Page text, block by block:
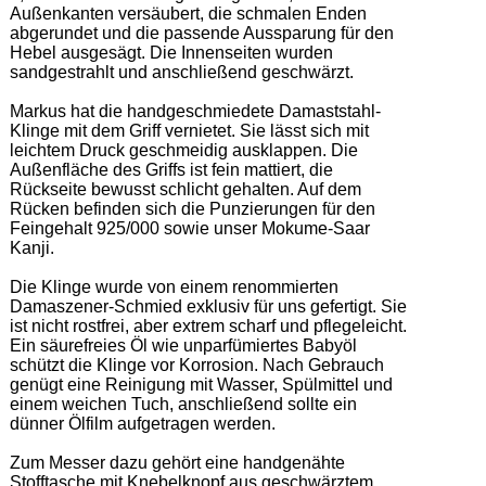
Außenkanten versäubert, die schmalen Enden
abgerundet und die passende Aussparung für den
Hebel ausgesägt. Die Innenseiten wurden
sandgestrahlt und anschließend geschwärzt.
Markus hat die handgeschmiedete Damaststahl-
Klinge mit dem Griff vernietet. Sie lässt sich mit
leichtem Druck geschmeidig ausklappen. Die
Außenfläche des Griffs ist fein mattiert, die
Rückseite bewusst schlicht gehalten. Auf dem
Rücken befinden sich die Punzierungen für den
Feingehalt 925/000 sowie unser Mokume-Saar
Kanji.
Die Klinge wurde von einem renommierten
Damaszener-Schmied exklusiv für uns gefertigt. Sie
ist nicht rostfrei, aber extrem scharf und pflegeleicht.
Ein säurefreies Öl wie unparfümiertes Babyöl
schützt die Klinge vor Korrosion. Nach Gebrauch
genügt eine Reinigung mit Wasser, Spülmittel und
einem weichen Tuch, anschließend sollte ein
dünner Ölfilm aufgetragen werden.
Zum Messer dazu gehört eine handgenähte
Stofftasche mit Knebelknopf aus geschwärztem